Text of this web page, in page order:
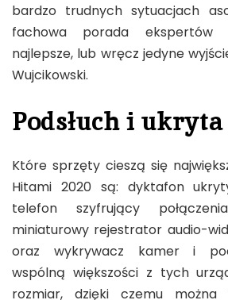
bardzo trudnych sytuacjach
fachowa porada ekspertów
najlepsze, lub wręcz jedyne
Wujcikowski.
Podsłuch i
Które sprzęty cieszą się
Hitami 2020 są: dyktafon
telefon szyfrujący
miniaturowy rejestrator audio-
oraz wykrywacz kamer i
wspólną większości z tych
rozmiar, dzięki czemu